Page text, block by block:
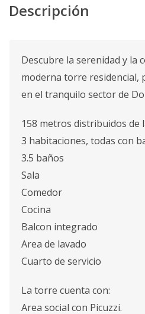
Descripción
Descubre la serenidad y la
moderna torre residencial,
en el tranquilo sector de
158 metros distribuidos de
3 habitaciones, todas con
3.5 baños
Sala
Comedor
Cocina
Balcon integrado
Area de lavado
Cuarto de servicio
La torre cuenta con:
Area social con Picuzzi.